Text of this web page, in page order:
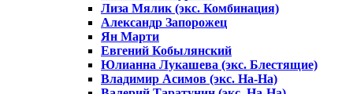
Лиза Мялик (экс. Комбинация)
Александр Запорожец
Ян Марти
Евгений Кобылянский
Юлианна Лукашева (экс. Блестящие)
Владимир Асимов (экс. На-На)